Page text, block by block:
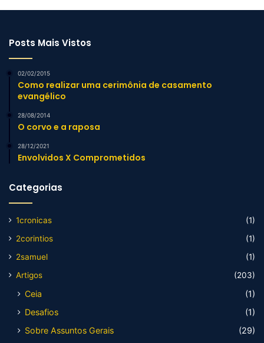
Posts Mais Vistos
02/02/2015
Como realizar uma cerimônia de casamento
evangélico
28/08/2014
O corvo e a raposa
28/12/2021
Envolvidos X Comprometidos
Categorias
1cronicas
(1)
2corintios
(1)
2samuel
(1)
Artigos
(203)
Ceia
(1)
Desafios
(1)
Sobre Assuntos Gerais
(29)